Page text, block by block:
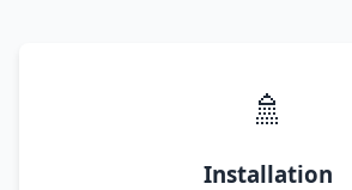
🚿
Installation